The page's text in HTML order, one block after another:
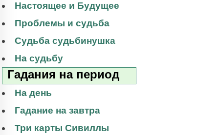
Настоящее и Будущее
Проблемы и судьба
Судьба судьбинушка
На судьбу
Гадания на период
На день
Гадание на завтра
Три карты Сивиллы